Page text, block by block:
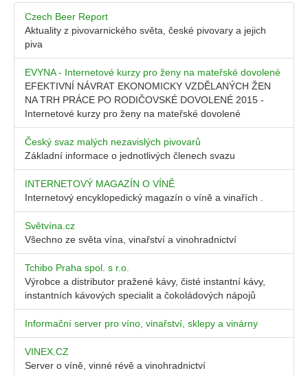
Czech Beer Report
Aktuality z pivovarnického světa, české pivovary a jejich
piva
EVYNA - Internetové kurzy pro ženy na mateřské dovolené
EFEKTIVNÍ NÁVRAT EKONOMICKY VZDĚLANÝCH ŽEN
NA TRH PRÁCE PO RODIČOVSKÉ DOVOLENÉ 2015 -
Internetové kurzy pro ženy na mateřské dovolené
Český svaz malých nezavislých pivovarů
Základní informace o jednotlivých členech svazu
INTERNETOVÝ MAGAZÍN O VÍNĚ
Internetový encyklopedický magazín o víně a vinařích .
Světvína.cz
Všechno ze světa vína, vinařství a vinohradnictví
Tchibo Praha spol. s r.o.
Výrobce a distributor pražené kávy, čisté instantní kávy,
instantních kávových specialit a čokoládových nápojů
Informační server pro víno, vinařství, sklepy a vinárny
VINEX.CZ
Server o víně, vinné révě a vinohradnictví